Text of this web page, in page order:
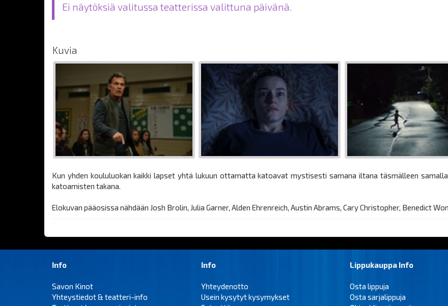
Ei näytöksiä valitussa teatterissa valittuna päivänä.
Kuvia
Kun yhden koululuokan kaikki lapset yhtä lukuun ottamatta katoavat mystisesti samana iltana täsmälleen
katoamisten takana.
Elokuvan pääosissa nähdään Josh Brolin, Julia Garner, Alden Ehrenreich, Austin Abrams, Cary Christopher, Benedict
Info
Savon Kinot
Yhteystiedot & teatteri-info
Info
Yhteydenotto
Usein kysytyt kysymykset
Lippukauppa Info
Osta lippuja
Osta sarjalippuja